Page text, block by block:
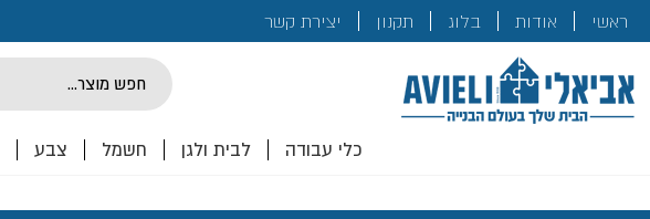
ראשי אודות בלוג תקנון יצירת קשרלכם!
Products
search
כלי עבודה לבית ולגן חשמל צבע